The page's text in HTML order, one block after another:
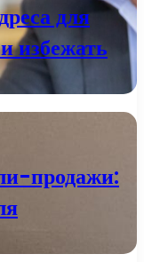
для
избежать
продажи: